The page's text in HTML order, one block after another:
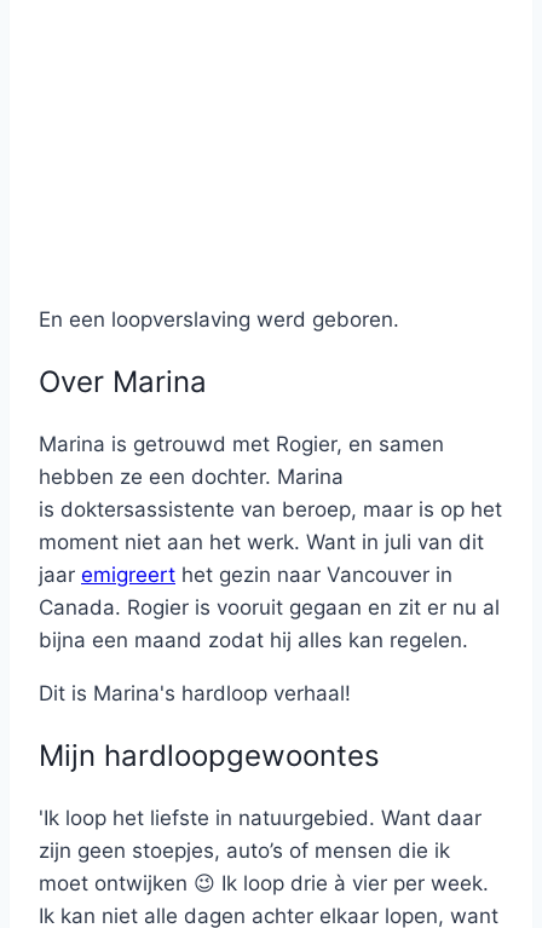
En een loopverslaving werd geboren.
Over Marina
Marina is getrouwd met Rogier, en samen
hebben ze een dochter. Marina
is doktersassistente van beroep, maar is op het
moment niet aan het werk. Want in juli van dit
jaar emigreert het gezin naar Vancouver in
Canada. Rogier is vooruit gegaan en zit er nu al
bijna een maand zodat hij alles kan regelen.
Dit is Marina's hardloop verhaal!
Mijn hardloopgewoontes
'Ik loop het liefste in natuurgebied. Want daar
zijn geen stoepjes, auto’s of mensen die ik
moet ontwijken 😉 Ik loop drie à vier per week.
Ik kan niet alle dagen achter elkaar lopen, want